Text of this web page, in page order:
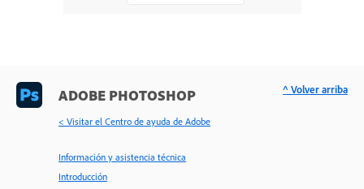
ADOBE PHOTOSHOP
< Visitar el Centro de ayuda de Adobe
Información y asistencia técnica
Introducción
^ Volver arriba